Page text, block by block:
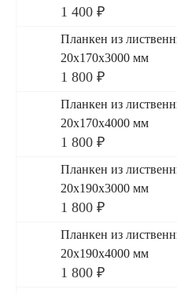
1 400 ₽
Планкен из
20x170x3000 мм
1 800 ₽
Планкен из
20x170x4000 мм
1 800 ₽
Планкен из
20x190x3000 мм
1 800 ₽
Планкен из
20x190x4000 мм
1 800 ₽